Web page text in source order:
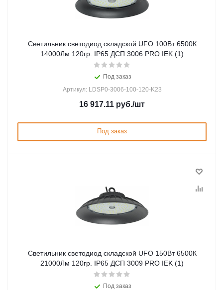
Светильник cветодиод складской UFO 100Вт 6500К
14000Лм 120гр. IP65 ДСП 3006 PRO IEK (1)
Под заказ
Артикул: LDSP0-3006-100-120-K23
16 917.11 руб./шт
Под заказ
Светильник cветодиод складской UFO 150Вт 6500К
21000Лм 120гр. IP65 ДСП 3009 PRO IEK (1)
Под заказ